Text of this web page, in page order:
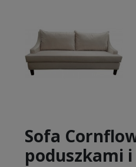
Sofa
poduszkami